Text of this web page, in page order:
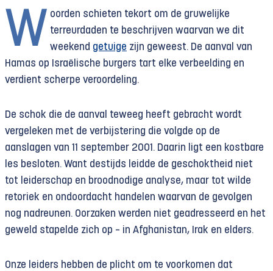
W oorden schieten tekort om de gruwelijke
terreurdaden te beschrijven waarvan we dit
weekend getuige zijn geweest. De aanval van
Hamas op Israëlische burgers tart elke verbeelding en
verdient scherpe veroordeling.
De schok die de aanval teweeg heeft gebracht wordt
vergeleken met de verbijstering die volgde op de
aanslagen van 11 september 2001. Daarin ligt een kostbare
les besloten. Want destijds leidde de geschoktheid niet
tot leiderschap en broodnodige analyse, maar tot wilde
retoriek en ondoordacht handelen waarvan de gevolgen
nog nadreunen. Oorzaken werden niet geadresseerd en het
geweld stapelde zich op – in Afghanistan, Irak en elders.
Onze leiders hebben de plicht om te voorkomen dat